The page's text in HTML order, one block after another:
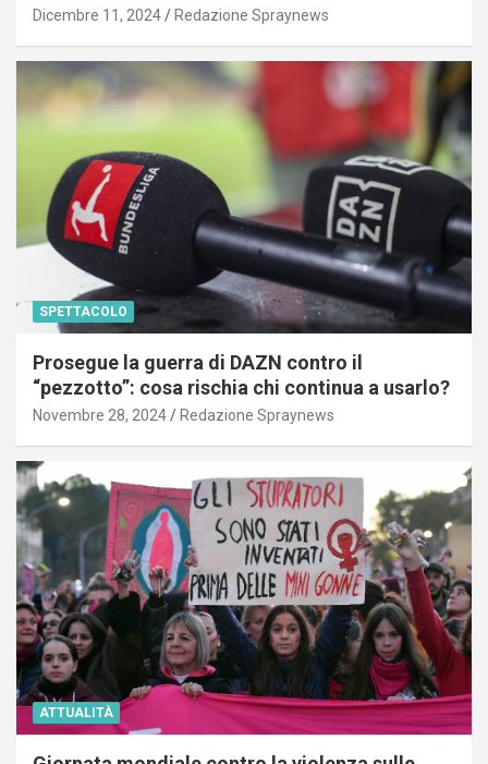
Dicembre 11, 2024 Redazione Spraynews
SPETTACOLO
Prosegue la guerra di DAZN contro il
“pezzotto”: cosa rischia chi continua a usarlo?
Novembre 28, 2024 Redazione Spraynews
ATTUALITÀ